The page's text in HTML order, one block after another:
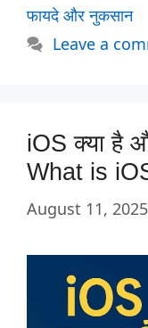
फायदे और नुकसान
Leave a
iOS क्या है
What is
August 11, 2025